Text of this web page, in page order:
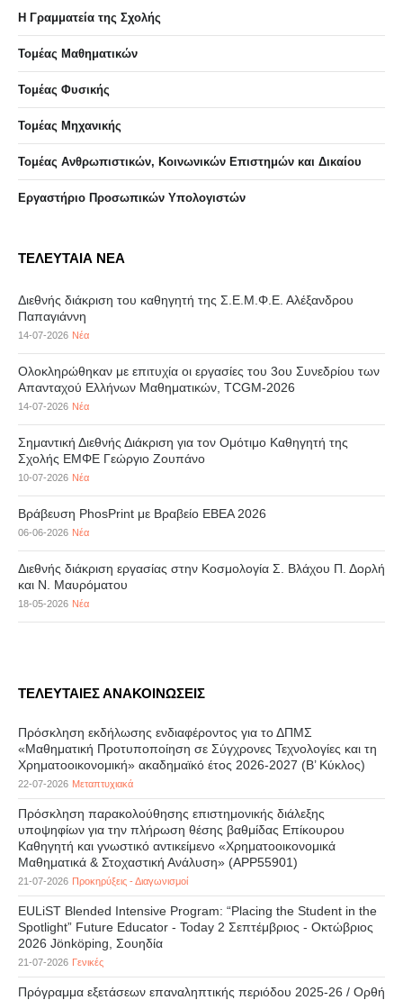
Η Γραμματεία της Σχολής
Τομέας Μαθηματικών
Τομέας Φυσικής
Τομέας Μηχανικής
Τομέας Ανθρωπιστικών, Κοινωνικών Επιστημών και Δικαίου
Eργαστήριo Προσωπικών Υπολογιστών
ΤΕΛΕΥΤΑΙΑ ΝΕΑ
Διεθνής διάκριση του καθηγητή της Σ.Ε.Μ.Φ.Ε. Αλέξανδρου
Παπαγιάννη
14-07-2026 Νέα
Ολοκληρώθηκαν με επιτυχία οι εργασίες του 3ου Συνεδρίου των
Απανταχού Ελλήνων Μαθηματικών, TCGM-2026
14-07-2026 Νέα
Σημαντική Διεθνής Διάκριση για τον Ομότιμο Καθηγητή της
Σχολής ΕΜΦΕ Γεώργιο Ζουπάνο
10-07-2026 Νέα
Βράβευση PhosPrint με Βραβείο ΕΒΕΑ 2026
06-06-2026 Νέα
Διεθνής διάκριση εργασίας στην Κοσμολογία Σ. Βλάχου Π. Δορλή
και Ν. Μαυρόματου
18-05-2026 Νέα
ΤΕΛΕΥΤΑΙΕΣ ΑΝΑΚΟΙΝΩΣΕΙΣ
Πρόσκληση εκδήλωσης ενδιαφέροντος για το ΔΠΜΣ
«Μαθηματική Προτυποποίηση σε Σύγχρονες Τεχνολογίες και τη
Χρηματοοικονομική» ακαδημαϊκό έτος 2026-2027 (B’ Kύκλος)
22-07-2026 Μεταπτυχιακά
Πρόσκληση παρακολούθησης επιστημονικής διάλεξης
υποψηφίων για την πλήρωση θέσης βαθμίδας Επίκουρου
Καθηγητή και γνωστικό αντικείμενο «Χρηματοοικονομικά
Μαθηματικά & Στοχαστική Ανάλυση» (APP55901)
21-07-2026 Προκηρύξεις - Διαγωνισμοί
EULiST Blended Intensive Program: “Placing the Student in the
Spotlight” Future Educator - Today 2 Σεπτέμβριος - Οκτώβριος
2026 Jönköping, Σουηδία
21-07-2026 Γενικές
Πρόγραμμα εξετάσεων επαναληπτικής περιόδου 2025-26 / Ορθή